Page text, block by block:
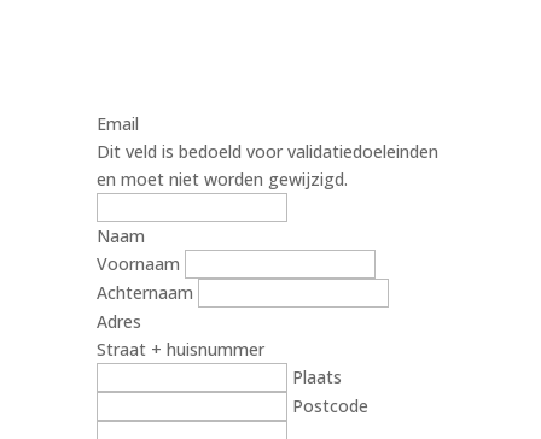
Email
Dit veld is bedoeld voor validatiedoeleinden
en moet niet worden gewijzigd.
Naam
Voornaam
Achternaam
Adres
Straat + huisnummer
Plaats
Postcode